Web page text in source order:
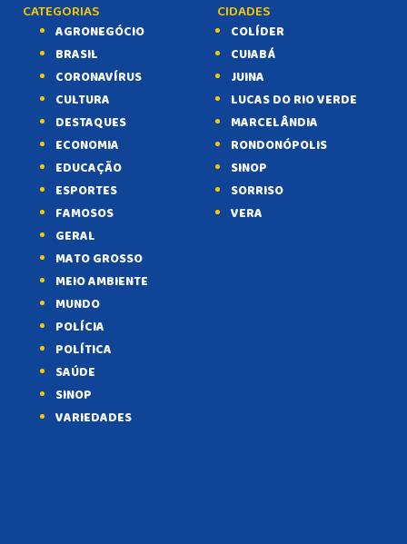
CATEGORIAS
AGRONEGÓCIO
BRASIL
CORONAVÍRUS
CULTURA
DESTAQUES
ECONOMIA
EDUCAÇÃO
ESPORTES
FAMOSOS
GERAL
MATO GROSSO
MEIO AMBIENTE
MUNDO
POLÍCIA
POLÍTICA
SAÚDE
SINOP
VARIEDADES
CIDADES
COLÍDER
CUIABÁ
JUINA
LUCAS DO RIO VERDE
MARCELÂNDIA
RONDONÓPOLIS
SINOP
SORRISO
VERA